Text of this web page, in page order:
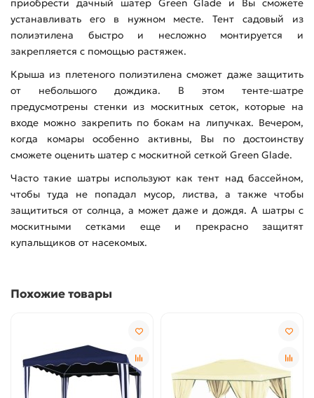
приобрести дачный шатер Green Glade и Вы сможете
устанавливать его в нужном месте. Тент садовый из
полиэтилена быстро и несложно монтируется и
закрепляется с помощью растяжек.
Крыша из плетеного полиэтилена сможет даже защитить
от небольшого дождика. В этом тенте-шатре
предусмотрены стенки из москитных сеток, которые на
входе можно закрепить по бокам на липучках. Вечером,
когда комары особенно активны, Вы по достоинству
сможете оценить шатер с москитной сеткой Green Glade.
Часто такие шатры используют как тент над бассейном,
чтобы туда не попадал мусор, листва, а также чтобы
защититься от солнца, а может даже и дождя. А шатры с
москитными сетками еще и прекрасно защитят
купальщиков от насекомых.
Похожие товары